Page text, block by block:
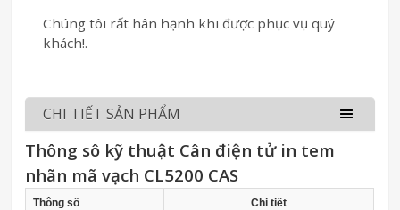
Chúng tôi rất hân hạnh khi được phục vụ quý
khách!.
CHI TIẾT SẢN PHẨM
Thông sô kỹ thuật Cân điện tử in tem
nhãn mã vạch CL5200 CAS
Thông số Chi tiết